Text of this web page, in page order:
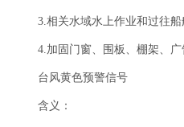
3.相关水域水上作业和过往船
4.加固门窗、围板、棚架、广
台风黄色预警信号
含义：